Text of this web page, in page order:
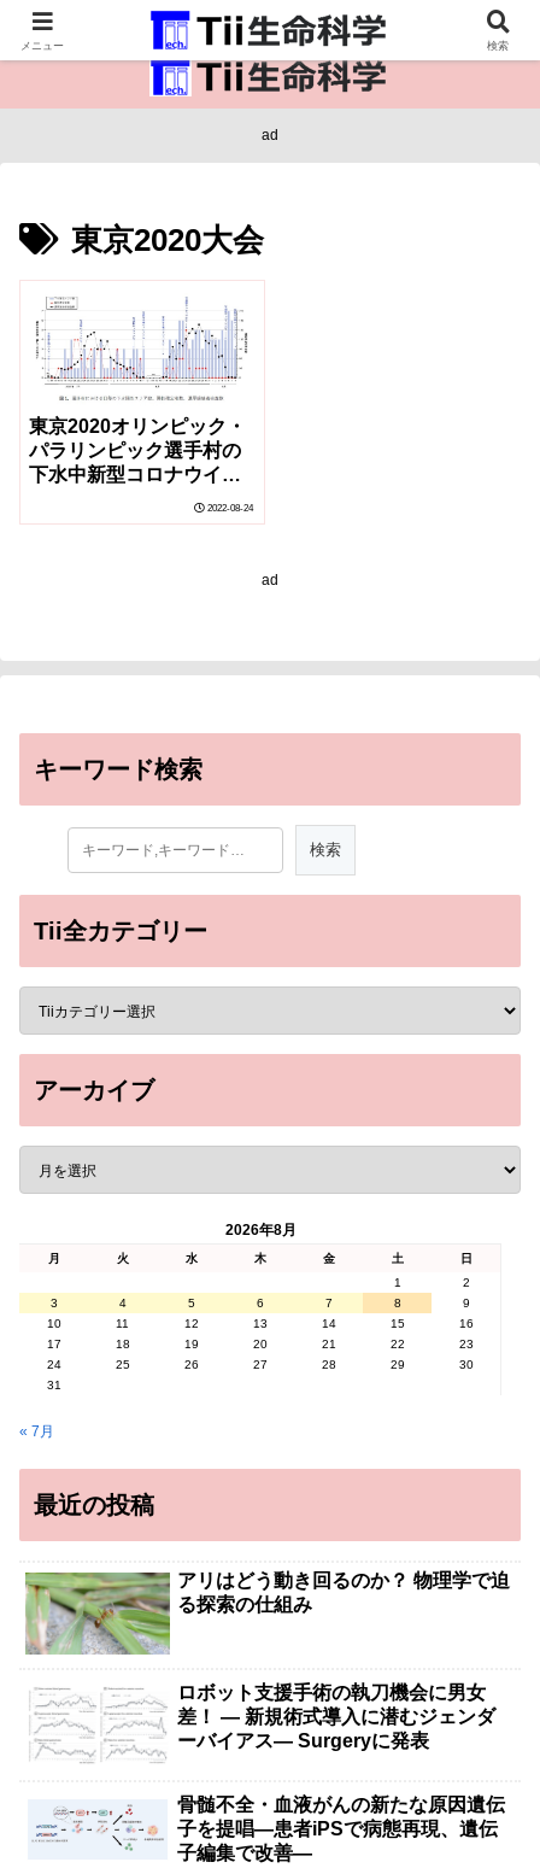
医療保健・生命・生物の情報インフラ。
ad
東京2020大会
東京2020オリンピック・
パラリンピック選手村の
下水中新型コロナウイル
ス量と陽性者数との関連
を解明 ～下水疫学調査と
2022-08-24
ad
キーワード検索
Tii全カテゴリー
アーカイブ
2026年8月
月 火 水 木 金 土
日
1
2
3
4 5 6 7 8
9
10
11 12 13 14 15
16
17
18 19 20 21 22
23
24
25 26 27 28 29
30
31
« 7月
最近の投稿
アリはどう動き回るのか？ 物理学で迫
る探索の仕組み
ロボット支援手術の執刀機会に男女
差！ — 新規術式導入に潜むジェンダ
ーバイアス— Surgeryに発表
骨髄不全・血液がんの新たな原因遺伝
子を提唱―患者iPSで病態再現、遺伝
子編集で改善―
メニュー 検索